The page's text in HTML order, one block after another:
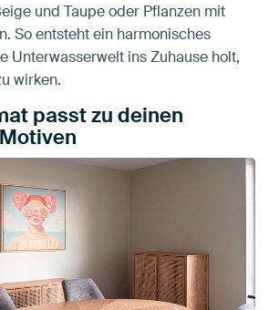
und Taupe oder Pflanzen mit
So entsteht ein harmonisches
Unterwasserwelt ins Zuhause holt,
wirken.
passt zu deinen